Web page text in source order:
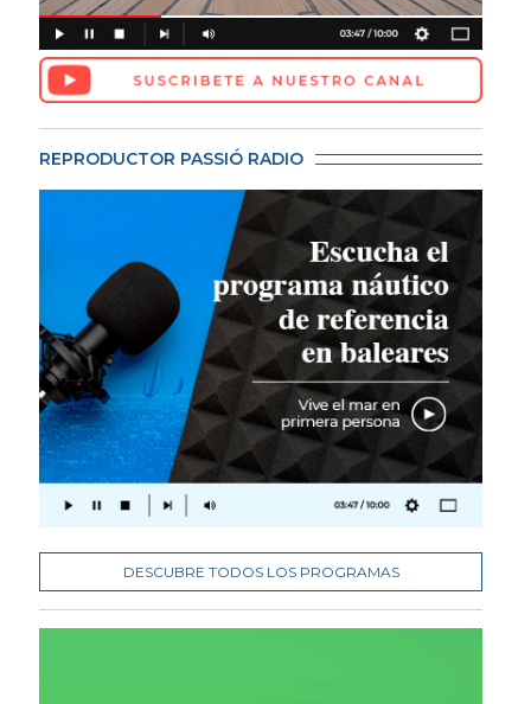
REPRODUCTOR PASSIÓ RADIO
DESCUBRE TODOS LOS PROGRAMAS